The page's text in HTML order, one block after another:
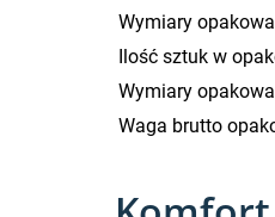
Wymiary
Ilość sztuk w
Wymiary
Waga brutto